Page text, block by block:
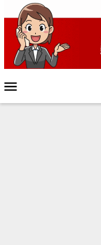
Loncat
ke
konten
Mobile